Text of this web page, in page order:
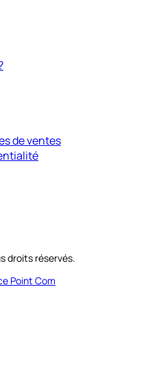
de ventes
droits réservés.
Point Com